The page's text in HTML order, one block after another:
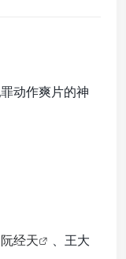
动作爽片的神
阮经天
、王大